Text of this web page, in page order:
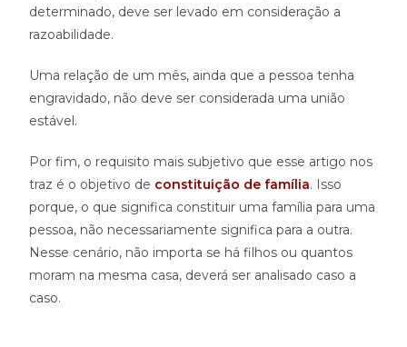
determinado, deve ser levado em consideração a
razoabilidade.
Uma relação de um mês, ainda que a pessoa tenha
engravidado, não deve ser considerada uma união
estável.
Por fim, o requisito mais subjetivo que esse artigo nos
traz é o objetivo de constituição de família. Isso
porque, o que significa constituir uma família para uma
pessoa, não necessariamente significa para a outra.
Nesse cenário, não importa se há filhos ou quantos
moram na mesma casa, deverá ser analisado caso a
caso.